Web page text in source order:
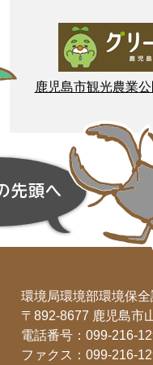
鹿児島市観光農業公
環境局環境部環境保全
〒892-8677 鹿児島市
電話番号：099-216-
ファクス：099-216-